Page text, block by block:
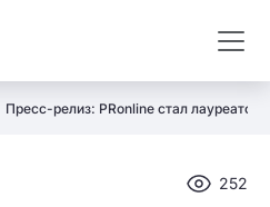
Пресс-релиз: PRonline стал
252